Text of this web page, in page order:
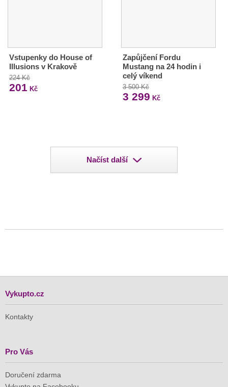
Vstupenky do House of
Illusions v Krakově
224 Kč
201 Kč
Zapůjčení Fordu
Mustang na 24 hodin i
celý víkend
3 500 Kč
3 299 Kč
Načíst další
Vykupto.cz
Kontakty
Pro Vás
Doručení zdarma